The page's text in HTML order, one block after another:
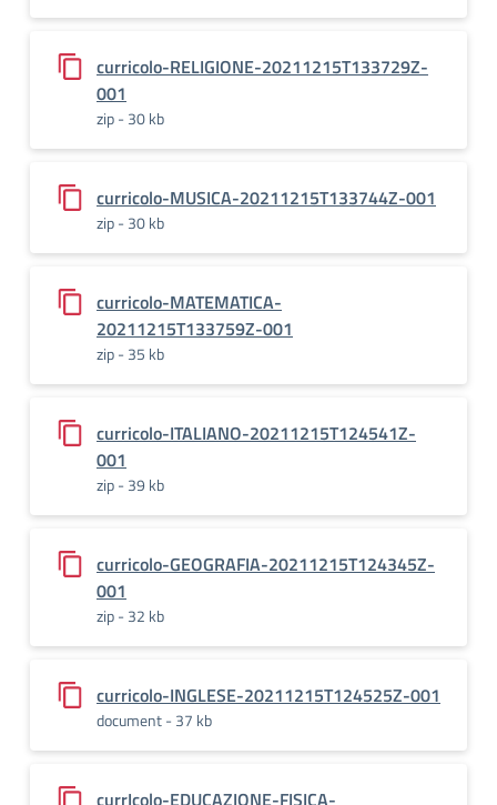
curricolo-RELIGIONE-20211215T133729Z-
001
zip - 30 kb
curricolo-MUSICA-20211215T133744Z-001
zip - 30 kb
curricolo-MATEMATICA-
20211215T133759Z-001
zip - 35 kb
curricolo-ITALIANO-20211215T124541Z-
001
zip - 39 kb
curricolo-GEOGRAFIA-20211215T124345Z-
001
zip - 32 kb
curricolo-INGLESE-20211215T124525Z-001
document - 37 kb
currIcolo-EDUCAZIONE-FISICA-